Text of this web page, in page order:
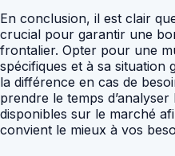
En conclusion, il est clair
crucial pour garantir une
frontalier. Opter pour une
spécifiques et à sa situation
la différence en cas de
prendre le temps
disponibles sur le marché
convient le mieux à vos